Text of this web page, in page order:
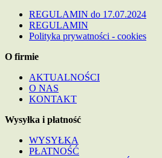
REGULAMIN do 17.07.2024
REGULAMIN
Polityka prywatności - cookies
O firmie
AKTUALNOŚCI
O NAS
KONTAKT
Wysyłka i płatność
WYSYŁKA
PŁATNOŚĆ